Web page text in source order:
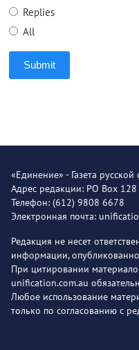
Replies
All
Submit
«Единение» - Газета
Адрес редакции: PO Box 128
Телефон: (612) 9808 6678
Электронная почта:
Редакция не несет
информации,
При цитировании
unification.com.au
Любое использование
только по согласованию с